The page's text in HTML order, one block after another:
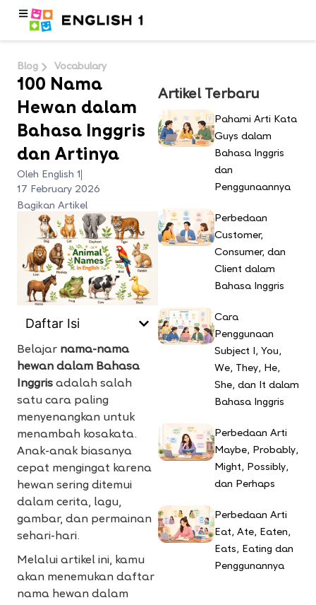
Blog Vocabulary
100 Nama
Hewan dalam
Bahasa Inggris
dan Artinya
Oleh English 1
17 February 2026
Bagikan Artikel
Daftar Isi
Belajar nama-nama
hewan dalam Bahasa
Inggris adalah salah
satu cara paling
menyenangkan untuk
menambah kosakata.
Anak-anak biasanya
cepat mengingat karena
hewan sering ditemui
dalam cerita, lagu,
gambar, dan permainan
sehari-hari.
Melalui artikel ini, kamu
akan menemukan daftar
nama hewan dalam
Artikel Terbaru
Pahami Arti Kata
Guys dalam
Bahasa Inggris
dan
Penggunaannya
Perbedaan
Customer,
Consumer, dan
Client dalam
Bahasa Inggris
Cara
Penggunaan
Subject I, You,
We, They, He,
She, dan It dalam
Bahasa Inggris
Perbedaan Arti
Maybe, Probably,
Might, Possibly,
dan Perhaps
Perbedaan Arti
Eat, Ate, Eaten,
Eats, Eating dan
Penggunannya